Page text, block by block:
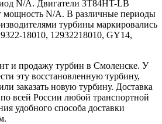
N/A. Двигатели 3T84HT-LB
мощность N/A. В различные периоды
турбины маркировались
18010, 12932218010, GY14,
и продажу турбин в Смоленске. У
эту восстановленную турбину,
заказать новую турбину. Доставка
всей России любой транспортной
удобного способа доставки